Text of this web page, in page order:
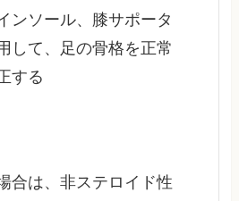
ンソール、膝サポータ
して、足の骨格を正常
する
合は、非ステロイド性